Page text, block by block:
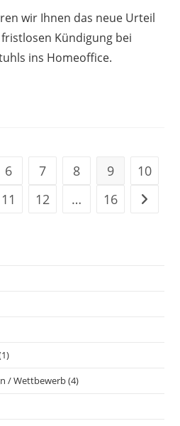
wir Ihnen das neue Urteil
Kündigung bei
ins Homeoffice.
6 7 8 9
10
11
12 … 16
/ Wettbewerb(4)